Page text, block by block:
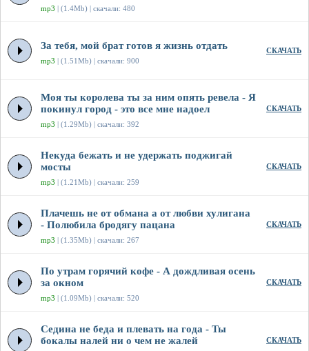
mp3 | (1.4Mb) | скачали: 480
За тебя, мой брат готов я жизнь отдать
mp3 | (1.51Mb) | скачали: 900
СКАЧАТЬ
Моя ты королева ты за ним опять ревела - Я
покинул город - это все мне надоел
mp3 | (1.29Mb) | скачали: 392
СКАЧАТЬ
Некуда бежать и не удержать поджигай
мосты
mp3 | (1.21Mb) | скачали: 259
СКАЧАТЬ
Плачешь не от обмана а от любви хулигана
- Полюбила бродягу пацана
mp3 | (1.35Mb) | скачали: 267
СКАЧАТЬ
По утрам горячий кофе - А дождливая осень
за окном
mp3 | (1.09Mb) | скачали: 520
СКАЧАТЬ
Седина не беда и плевать на года - Ты
бокалы налей ни о чем не жалей
СКАЧАТЬ